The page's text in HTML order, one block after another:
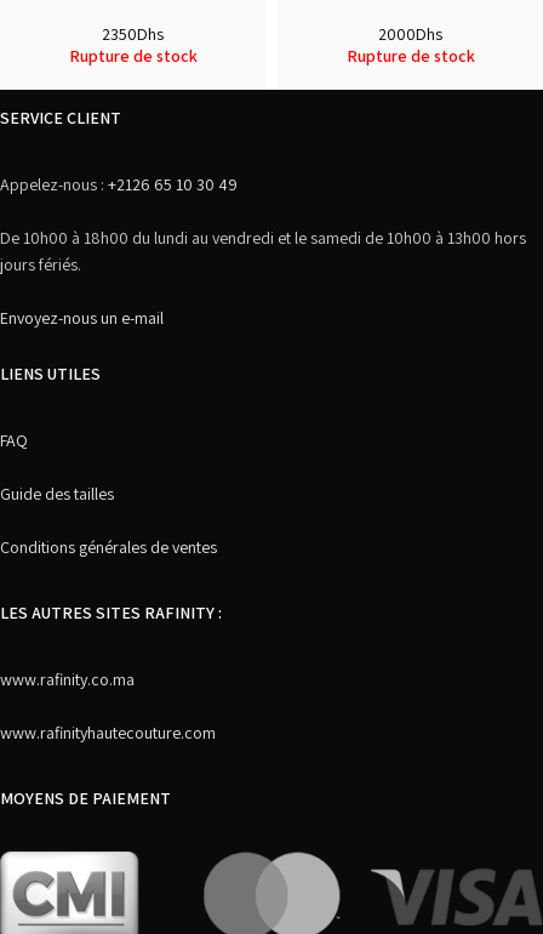
2350Dhs
Rupture de stock
2000Dhs
Rupture de stock
SERVICE CLIENT
Appelez-nous : +2126 65 10 30 49
De 10h00 à 18h00 du lundi au vendredi et le samedi de 10h00 à 13h00 hors
jours fériés.
Envoyez-nous un e-mail
LIENS UTILES
FAQ
Guide des tailles
Conditions générales de ventes
LES AUTRES SITES RAFINITY :
www.rafinity.co.ma
www.rafinityhautecouture.com
MOYENS DE PAIEMENT